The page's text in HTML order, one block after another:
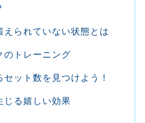
えられていない状態とは
のトレーニング
ット数を見つけよう！
じる嬉しい効果